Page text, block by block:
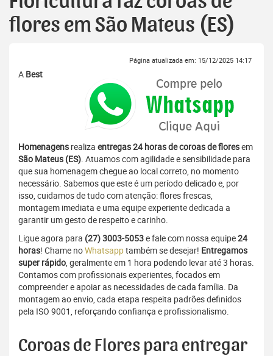
flores em São Mateus (ES)
Página atualizada em: 15/12/2025 14:17
A Best
Homenagens realiza entregas 24 horas de coroas de floresem
São Mateus (ES). Atuamos com agilidade e sensibilidade para
que sua homenagem chegue ao local correto, no momento
necessário. Sabemos que este é um período delicado e, por
isso, cuidamos de tudo com atenção: flores frescas,
montagem imediata e uma equipe experiente dedicada a
garantir um gesto de respeito e carinho.
Ligue agora para (27) 3003-5053e fale com nossa equipe24
horas! Chame noWhatsapptambém se desejar! Entregamos
super rápido, geralmente em 1 hora podendo levar até 3 horas.
Contamos com profissionais experientes, focados em
compreender e apoiar as necessidades de cada família. Da
montagem ao envio, cada etapa respeita padrões definidos
pela ISO 9001, reforçando confiança e profissionalismo.
Coroas de Flores para entregar